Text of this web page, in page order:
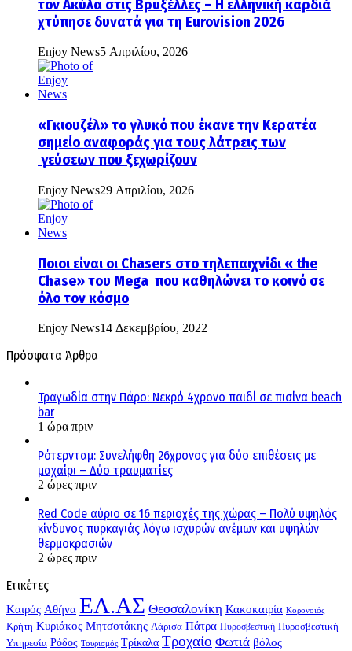
τον Ακύλα στις Βρυξέλλες – Η ελληνική καρδιά
χτύπησε δυνατά για τη Eurovision 2026
Enjoy News5 Απριλίου, 2026
«Γκιουζέλ» το γλυκό που έκανε την Κερατέα
σημείο αναφοράς για τους λάτρεις των
γεύσεων που ξεχωρίζουν
Enjoy News29 Απριλίου, 2026
Ποιοι είναι οι Chasers στο τηλεπαιχνίδι « the
Chase» του Mega που καθηλώνει το κοινό σε
όλο τον κόσμο
Enjoy News14 Δεκεμβρίου, 2022
Πρόσφατα Άρθρα
Τραγωδία στην Πάρο: Νεκρό 4χρονο παιδί σε πισίνα beach
bar
1 ώρα πριν
Ρότερνταμ: Συνελήφθη 26χρονος για δύο επιθέσεις με
μαχαίρι – Δύο τραυματίες
2 ώρες πριν
Red Code αύριο σε 16 περιοχές της χώρας – Πολύ υψηλός
κίνδυνος πυρκαγιάς λόγω ισχυρών ανέμων και υψηλών
θερμοκρασιών
2 ώρες πριν
Ετικέτες
Kαιρός Αθήνα ΕΛ.ΑΣ Θεσσαλονίκη Κακοκαιρία Κορονοϊός
Κρήτη Κυριάκος Μητσοτάκης Λάρισα Πάτρα Πυροσβεστική Πυροσβεστική
Υπηρεσία Ρόδος Τουρισμός Τρίκαλα Τροχαίο Φωτιά βόλος